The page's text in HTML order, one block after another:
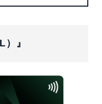
』